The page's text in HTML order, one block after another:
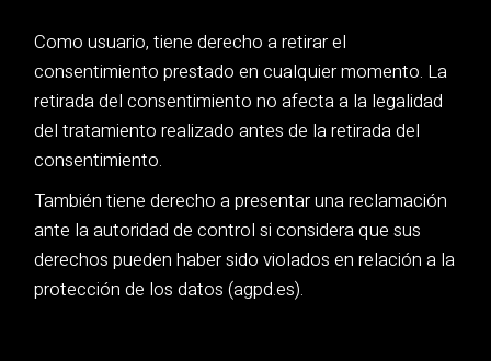
Como usuario, tiene derecho a retirar el
consentimiento prestado en cualquier momento. La
retirada del consentimiento no afecta a la legalidad
del tratamiento realizado antes de la retirada del
consentimiento.
También tiene derecho a presentar una reclamación
ante la autoridad de control si considera que sus
derechos pueden haber sido violados en relación a la
protección de los datos (agpd.es).